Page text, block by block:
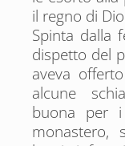
il regno di
Spinta dalla
dispetto del
aveva
alcune
buona per